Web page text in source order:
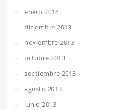
enero 2014
diciembre 2013
noviembre 2013
octubre 2013
septiembre 2013
agosto 2013
junio 2013